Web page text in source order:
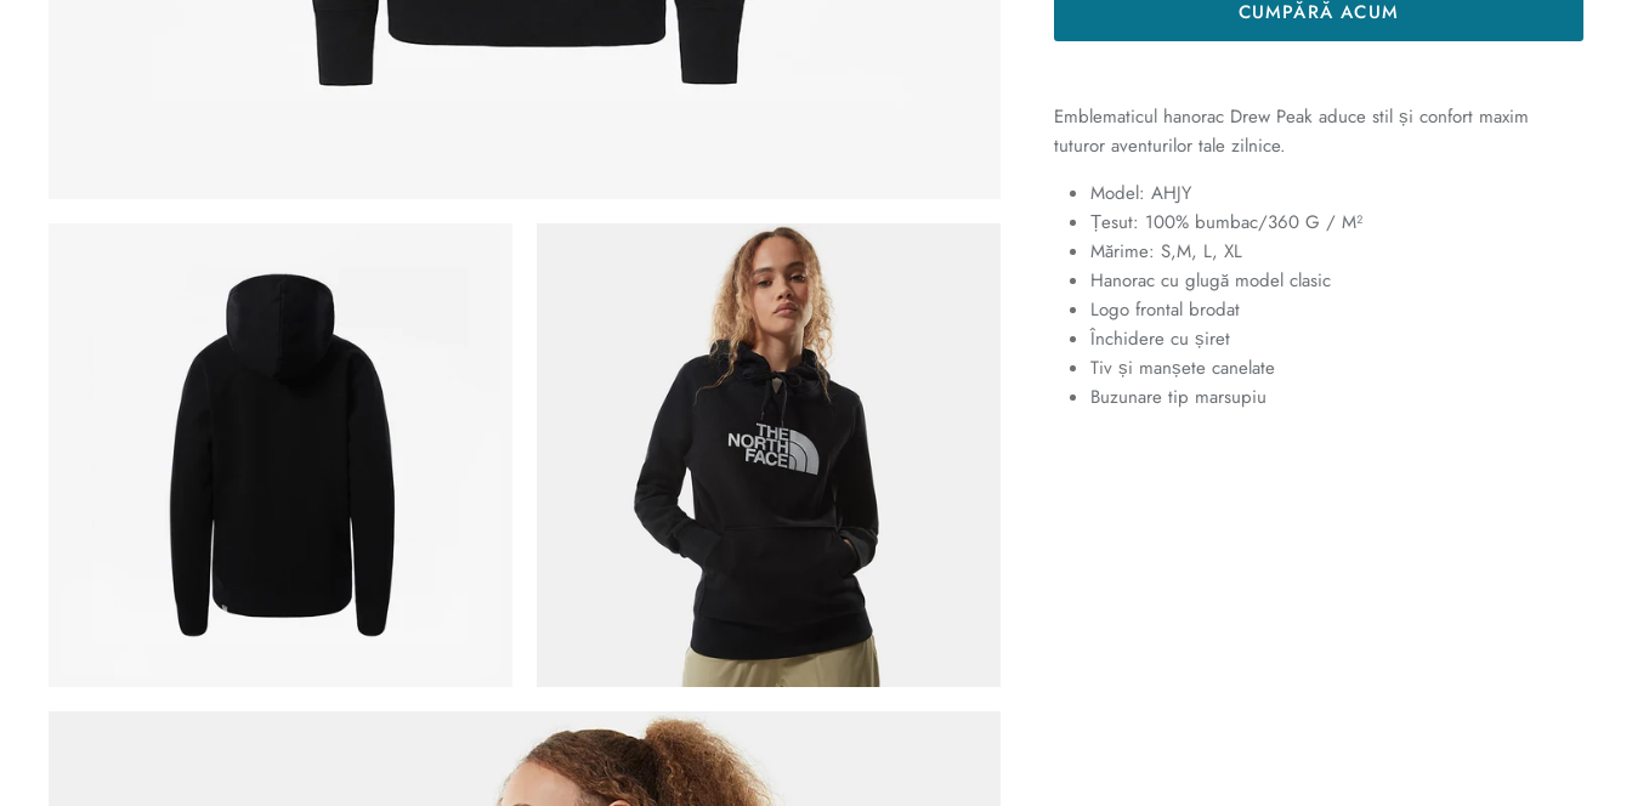
CUMPĂRĂ ACUM
Emblematicul hanorac Drew Peak aduce stil și confort maxim
tuturor aventurilor tale zilnice.
Model: AHJY
Țesut: 100% bumbac/360 G / M²
Mărime: S,M, L, XL
Hanorac cu glugă model clasic
Logo frontal brodat
Închidere cu șiret
Tiv și manșete canelate
Buzunare tip marsupiu